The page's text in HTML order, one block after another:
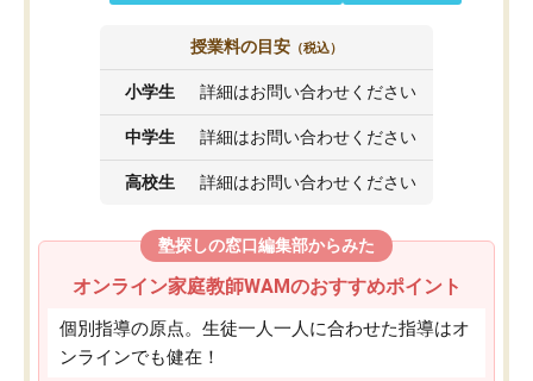
授業料の目安 （税込）
小学生 詳細はお問い合わせください
中学生 詳細はお問い合わせください
高校生 詳細はお問い合わせください
塾探しの窓口編集部からみた
オンライン家庭教師WAMのおすすめポイント
個別指導の原点。生徒一人一人に合わせた指導はオ
ンラインでも健在！